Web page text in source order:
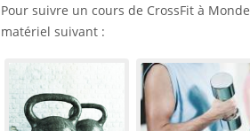
Pour suivre un cours de CrossFit à
matériel suivant :